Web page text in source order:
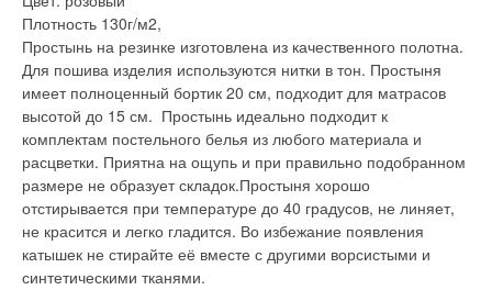
Плотность 130г/м2,
Простынь на резинке изготовлена из качественного полотна.
Для пошива изделия используются нитки в тон. Простыня
имеет полноценный бортик 20 см, подходит для матрасов
высотой до 15 см. Простынь идеально подходит к
комплектам постельного белья из любого материала и
расцветки. Приятна на ощупь и при правильно подобранном
размере не образует складок.Простыня хорошо
отстирывается при температуре до 40 градусов, не линяет,
не красится и легко гладится. Во избежание появления
катышек не стирайте её вместе с другими ворсистыми и
синтетическими тканями.